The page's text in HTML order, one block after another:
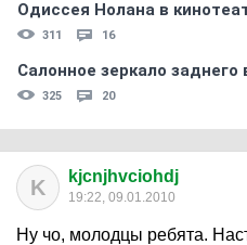
Одиссея Нолана в
311 16
Салонное зеркало
325 20
K kjcnjhvciohdj
19:22, 09.01.2010
Ну чо, молодцы ребята.